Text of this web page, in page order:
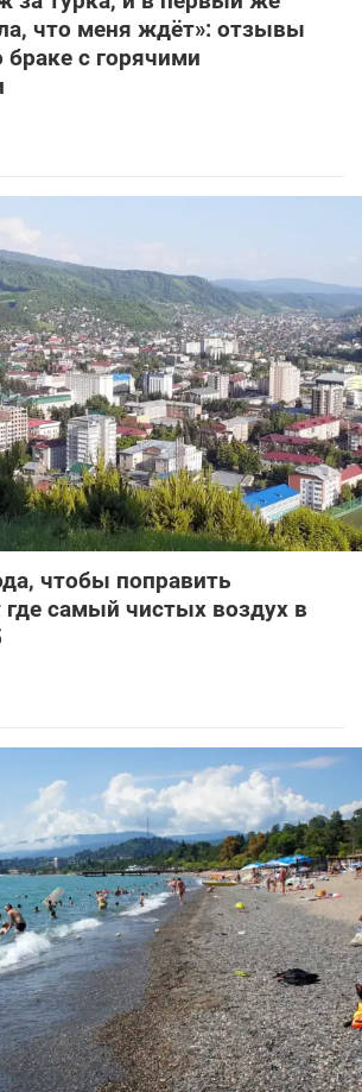
что меня ждёт»: отзывы
браке с горячими
чтобы поправить
где самый чистых воздух в